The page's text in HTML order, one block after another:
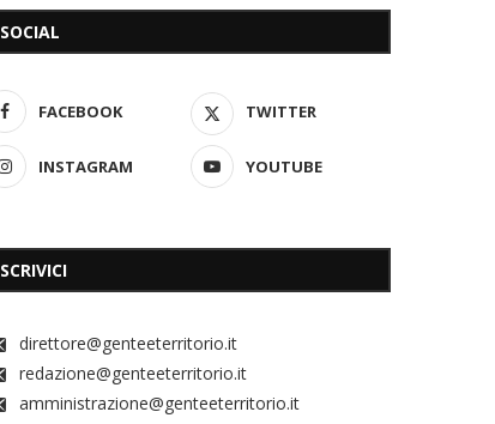
SOCIAL
FACEBOOK TWITTER
INSTAGRAM YOUTUBE
SCRIVICI
direttore@genteeterritorio.it
redazione@genteeterritorio.it
amministrazione@genteeterritorio.it